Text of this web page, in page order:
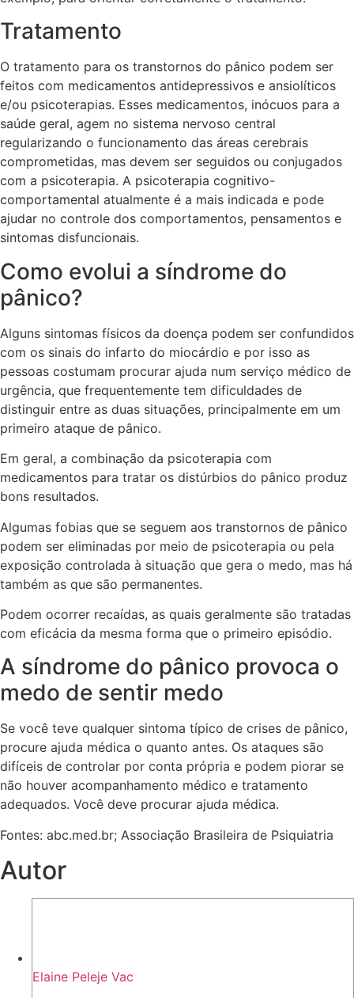
Tratamento
O tratamento para os transtornos do pânico podem ser
feitos com medicamentos antidepressivos e ansiolíticos
e/ou psicoterapias. Esses medicamentos, inócuos para a
saúde geral, agem no sistema nervoso central
regularizando o funcionamento das áreas cerebrais
comprometidas, mas devem ser seguidos ou conjugados
com a psicoterapia. A psicoterapia cognitivo-
comportamental atualmente é a mais indicada e pode
ajudar no controle dos comportamentos, pensamentos e
sintomas disfuncionais.
Como evolui a síndrome do
pânico?
Alguns sintomas físicos da doença podem ser confundidos
com os sinais do infarto do miocárdio e por isso as
pessoas costumam procurar ajuda num serviço médico de
urgência, que frequentemente tem dificuldades de
distinguir entre as duas situações, principalmente em um
primeiro ataque de pânico.
Em geral, a combinação da psicoterapia com
medicamentos para tratar os distúrbios do pânico produz
bons resultados.
Algumas fobias que se seguem aos transtornos de pânico
podem ser eliminadas por meio de psicoterapia ou pela
exposição controlada à situação que gera o medo, mas há
também as que são permanentes.
Podem ocorrer recaídas, as quais geralmente são tratadas
com eficácia da mesma forma que o primeiro episódio.
A síndrome do pânico provoca o
medo de sentir medo
Se você teve qualquer sintoma típico de crises de pânico,
procure ajuda médica o quanto antes. Os ataques são
difíceis de controlar por conta própria e podem piorar se
não houver acompanhamento médico e tratamento
adequados. Você deve procurar ajuda médica.
Fontes: abc.med.br; Associação Brasileira de Psiquiatria
Autor
Elaine Peleje Vac